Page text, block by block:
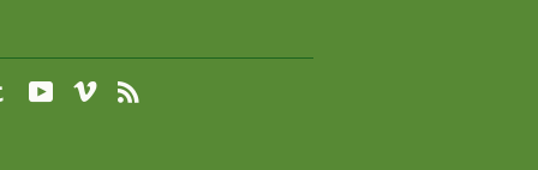
Tumblr YouTubeVimeo